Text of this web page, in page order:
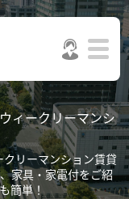
ィークリーマンシ
リーマンション賃貸
家具・家電付をご紹
簡単！